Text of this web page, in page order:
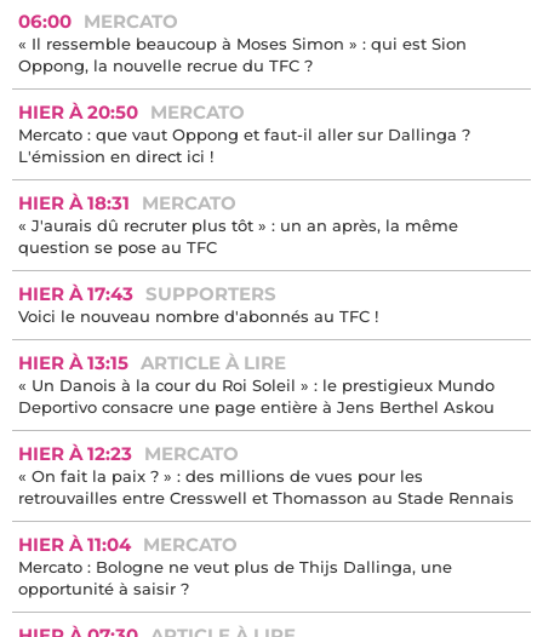
06:00 MERCATO
« Il ressemble beaucoup à Moses Simon » : qui est Sion
Oppong, la nouvelle recrue du TFC ?
HIER À 20:50 MERCATO
Mercato : que vaut Oppong et faut-il aller sur Dallinga ?
L'émission en direct ici !
HIER À 18:31 MERCATO
« J'aurais dû recruter plus tôt » : un an après, la même
question se pose au TFC
HIER À 17:43 SUPPORTERS
Voici le nouveau nombre d'abonnés au TFC !
HIER À 13:15 ARTICLE À LIRE
« Un Danois à la cour du Roi Soleil » : le prestigieux Mundo
Deportivo consacre une page entière à Jens Berthel Askou
HIER À 12:23 MERCATO
« On fait la paix ? » : des millions de vues pour les
retrouvailles entre Cresswell et Thomasson au Stade Rennais
HIER À 11:04 MERCATO
Mercato : Bologne ne veut plus de Thijs Dallinga, une
opportunité à saisir ?